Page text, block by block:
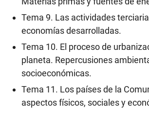
Tema 9. Las actividades
economías desarrolladas.
Tema 10. El proceso de
planeta. Repercusiones
socioeconómicas.
Tema 11. Los países de la
aspectos físicos, sociales y